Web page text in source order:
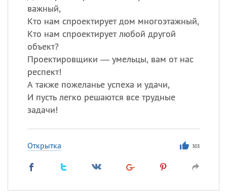
важный,
Кто нам спроектирует дом многоэтажный,
Кто нам спроектирует любой другой
объект?
Проектировщики — умельцы, вам от нас
респект!
А также пожеланье успеха и удачи,
И пусть легко решаются все трудные
задачи!
Открытка 303